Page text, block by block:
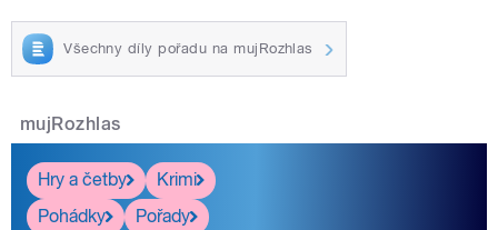
Všechny díly pořadu na mujRozhlas
mujRozhlas
Hry a četby
Krimi
Pohádky
Pořady